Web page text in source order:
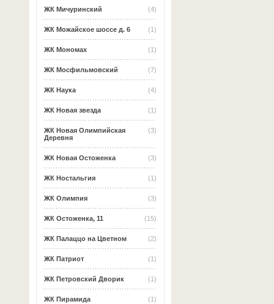
(4)
ЖК Мичуринский
(1)
ЖК Можайское шоссе д. 6
(1)
ЖК Мономах
(7)
ЖК Мосфильмовский
(4)
ЖК Наука
(1)
ЖК Новая звезда
(3)
ЖК Новая Олимпийская
Деревня
(3)
ЖК Новая Остоженка
(1)
ЖК Ностальгия
(3)
ЖК Олимпия
(15)
ЖК Остоженка, 11
(2)
ЖК Палаццо на Цветном
(1)
ЖК Патриот
(1)
ЖК Петровский Дворик
(1)
ЖК Пирамида